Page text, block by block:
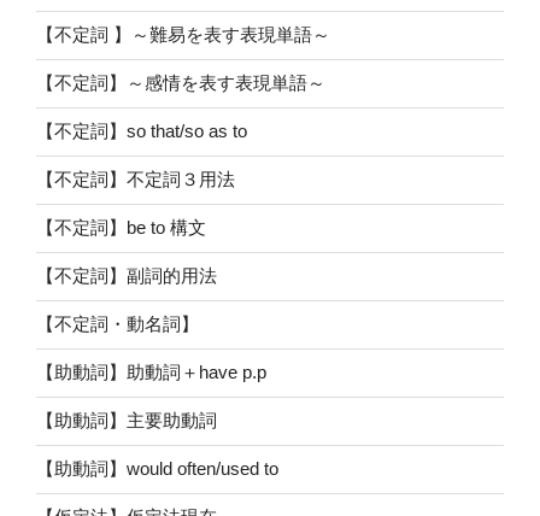
【不定詞 】～難易を表す表現単語～
【不定詞】～感情を表す表現単語～
【不定詞】so that/so as to
【不定詞】不定詞３用法
【不定詞】be to 構文
【不定詞】副詞的用法
【不定詞・動名詞】
【助動詞】助動詞＋have p.p
【助動詞】主要助動詞
【助動詞】would often/used to